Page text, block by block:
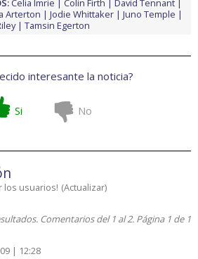
Celia Imrie Colin Firth
David Tennant
Arterton Jodie Whittaker
Juno Temple
Tamsin Egerton
interesante la noticia?
Si No
los usuarios! (Actualizar)
Comentarios del 1 al 2. Página 1 de 1
| 12:28